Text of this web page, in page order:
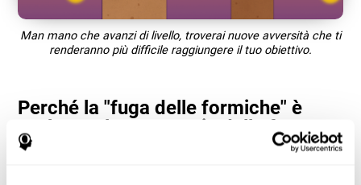
Man mano che avanzi di livello, troverai nuove avversità che ti
renderanno più difficile raggiungere il tuo obiettivo.
Perché la "fuga delle formiche" è
così popolare? - Storia della fuga
delle formiche